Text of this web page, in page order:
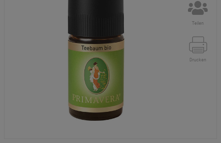
Teilen
Drucken